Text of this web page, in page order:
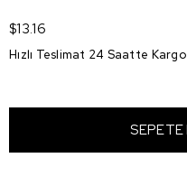
$13.16
Hızlı Teslimat 24 Saatte Kargo